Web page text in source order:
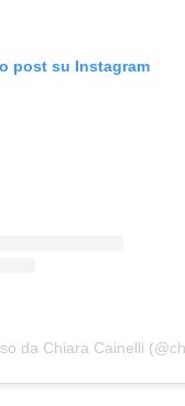
post su Instagram
da Chiara Cainelli